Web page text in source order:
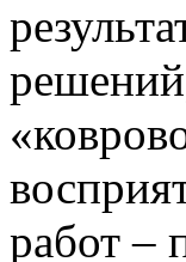
работ –